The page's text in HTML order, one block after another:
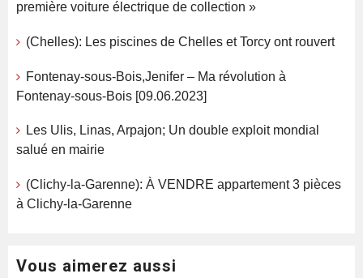
première voiture électrique de collection »
(Chelles): Les piscines de Chelles et Torcy ont rouvert
Fontenay-sous-Bois,Jenifer – Ma révolution à
Fontenay-sous-Bois [09.06.2023]
Les Ulis, Linas, Arpajon; Un double exploit mondial
salué en mairie
(Clichy-la-Garenne): À VENDRE appartement 3 pièces
à Clichy-la-Garenne
Vous aimerez aussi